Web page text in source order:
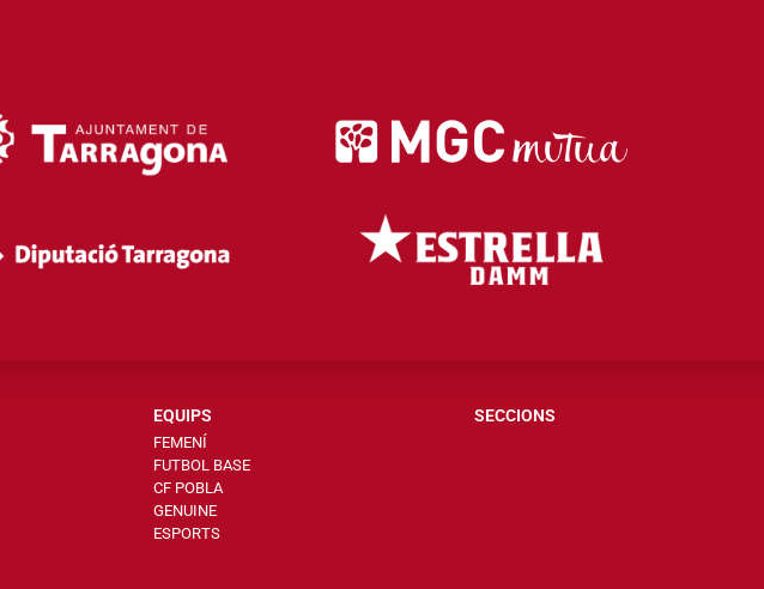
EQUIPS
FEMENÍ
FUTBOL BASE
CF POBLA
GENUINE
ESPORTS
SECCIONS